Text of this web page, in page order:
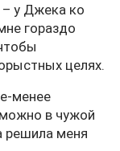
у Джека ко
гораздо
целях.
менее
в чужой
решила меня